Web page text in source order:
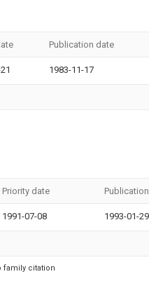
Publication date
1983-11-17
Priority date
1991-07-08 1993-01-29
family citation